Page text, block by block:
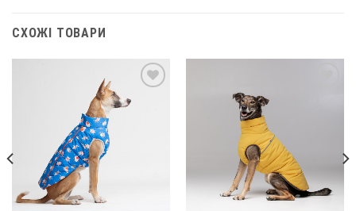
СХОЖІ ТОВАРИ
Добавить